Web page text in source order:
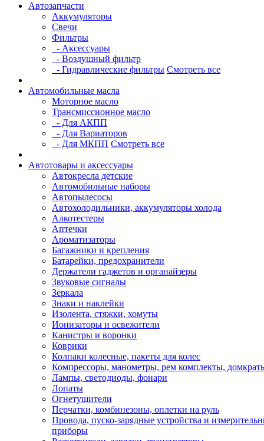
Автозапчасти
Аккумуляторы
Свечи
Фильтры
- Аксессуары
- Воздушный фильтр
- Гидравлические фильтры Смотреть все
Автомобильные масла
Моторное масло
Трансмиссионное масло
- Для АКПП
- Для Вариаторов
- Для МКПП Смотреть все
Автотовары и аксессуары
Автокресла детские
Автомобильные наборы
Автопылесосы
Автохолодильники, аккумуляторы холода
Алкотестеры
Аптечки
Ароматизаторы
Багажники и крепления
Батарейки, предохранители
Держатели гаджетов и органайзеры
Звуковые сигналы
Зеркала
Знаки и наклейки
Изолента, стяжки, хомуты
Ионизаторы и освежители
Канистры и воронки
Коврики
Колпаки колесные, пакеты для колес
Компрессоры, манометры, рем комплекты,
Лампы, светодиоды, фонари
Лопаты
Огнетушители
Перчатки, комбинезоны, оплетки на руль
Провода, пуско-зарядные устройства и
приборы